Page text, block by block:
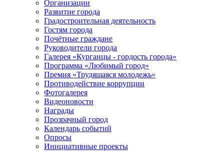
Организации
Развитие города
Градостроительная деятельность
Гостям города
Почётные граждане
Руководители города
Галерея «Курганцы - гордость города»
Программа «Любимый город»
Премия «Трудящаяся молодежь»
Противодействие коррупции
Фотогалерея
Видеоновости
Награды
Прозрачный город
Календарь событий
Опросы
Инициативные проекты